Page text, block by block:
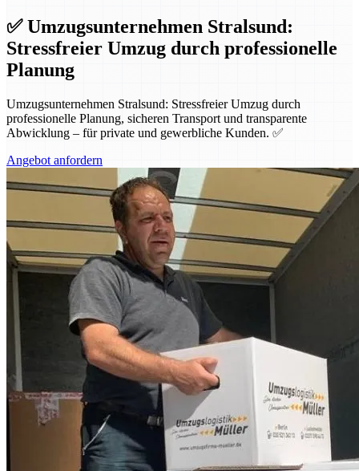
✅ Umzugsunternehmen Stralsund:
Stressfreier Umzug durch professionelle
Planung
Umzugsunternehmen Stralsund: Stressfreier Umzug durch
professionelle Planung, sicheren Transport und transparente
Abwicklung – für private und gewerbliche Kunden. ✅
Angebot anfordern